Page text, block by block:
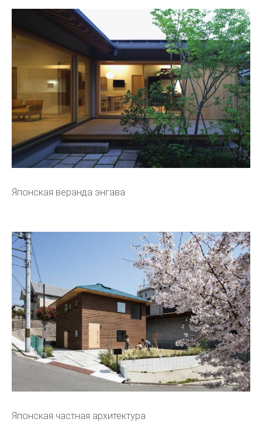
Японская веранда энгава
Японская частная архитектура